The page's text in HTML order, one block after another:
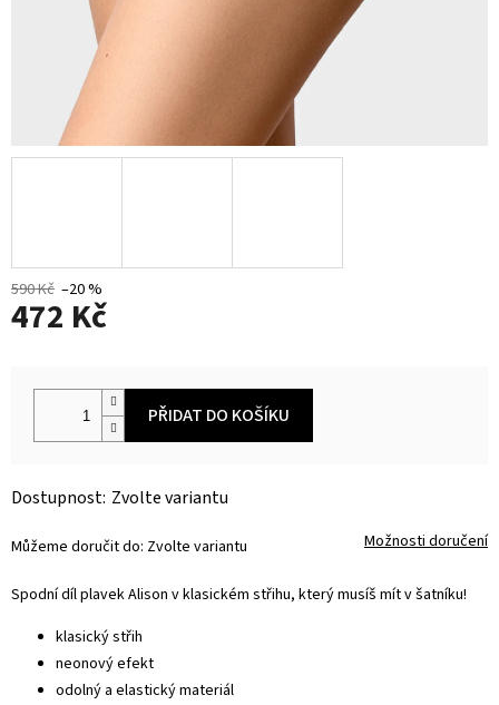
590 Kč –20 %
472 Kč
Zvolte variantu
Můžeme doručit do: Zvolte variantu Možnosti doručení
PŘIDAT DO KOŠÍKU
Spodní díl plavek Alison v klasickém střihu, který musíš mít v šatníku!
klasický střih
neonový efekt
odolný a elastický materiál